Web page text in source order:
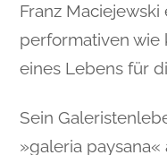
Franz
performativen wie
eines Lebens für
Sein
»galeria